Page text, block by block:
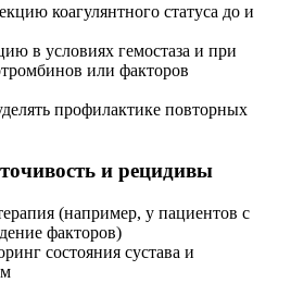
коагулянтного статуса до и
в условиях гемостаза и при
или факторов
профилактике повторных
и рецидивы
(например, у пациентов с
факторов)
состояния сустава и